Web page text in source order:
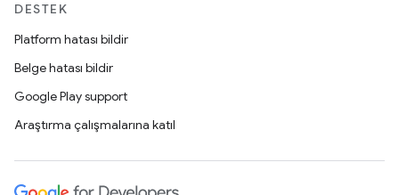
DESTEK
Platform hatası bildir
Belge hatası bildir
Google Play support
Araştırma çalışmalarına katıl